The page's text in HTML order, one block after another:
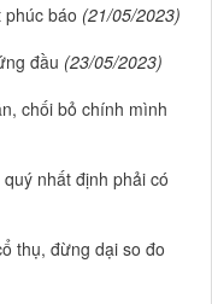
báo (21/05/2023)
đầu (23/05/2023)
chối bỏ chính mình
nhất định phải có
thụ, đừng dại so đo